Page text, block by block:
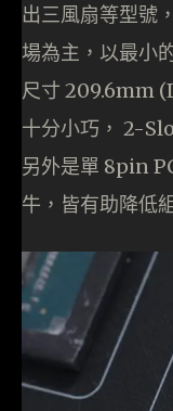
出三風扇等型號
場為主，以最小
尺寸 209.6mm
十分小巧， 2-
另外是單 8pin
牛，皆有助降低